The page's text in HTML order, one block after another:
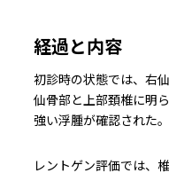
経過と内容
初診時の状態では、 右
仙骨部と上部頚椎に明
強い浮腫が確認された。
レントゲン評価では、